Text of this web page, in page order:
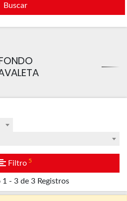
Buscar
1 - 3 de 3 Registros
Filtro 5